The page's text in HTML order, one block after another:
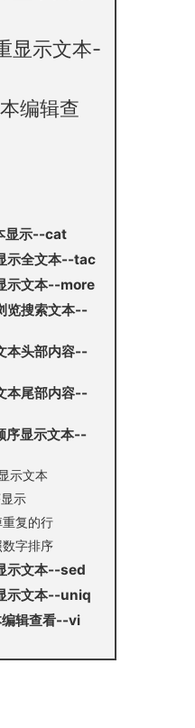
显示文本-
编辑查
显示--cat
示全文本--tac
示文本--more
览搜索文本--
本头部内容--
本尾部内容--
序显示文本--
示文本
示
复的行
字排序
示文本--sed
示文本--uniq
编辑查看--vi